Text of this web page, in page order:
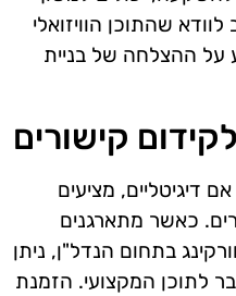
שהתוכן הוויזואלי
על ההצלחה של בניית
קישורים
אם דיגיטליים, מציעים
כאשר מתארגנים
בתחום הנדל"ן, ניתן
לתוכן המקצועי. הזמנת